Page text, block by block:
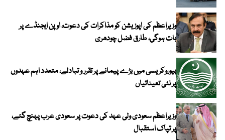
وزیراعظم کی اپوزیشن کو مذاکرات کی دعوت، اوپن ایجنڈے پر
بات ہوگی، طارق فضل چودھری
بیوروکریسی میں بڑے پیمانے پر تقرر و تبادلے، متعدد اہم عہدوں
پر نئی تعیناتیاں
وزیراعظم سعودی ولی عہد کی دعوت پر سعودی عرب پہنچ گئے،
پر تپاک استقبال